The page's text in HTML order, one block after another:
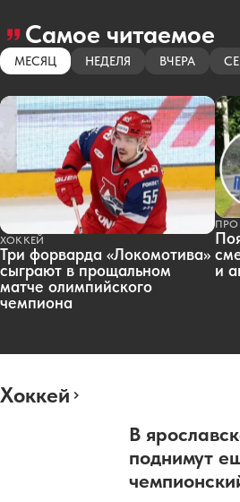
Самое читаемое
МЕСЯЦ НЕДЕЛЯ ВЧЕРА
ХОККЕЙ
Три форварда «Локомотива»
сыграют в прощальном
матче олимпийского
чемпиона
и
Хоккей
В
поднимут